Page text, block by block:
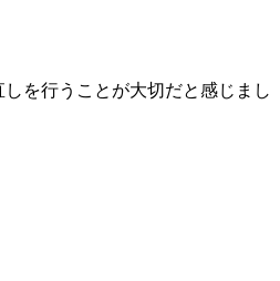
を行うことが大切だと感じまし